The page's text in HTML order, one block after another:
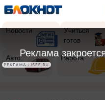
Новости
Учиться
готов
Авто Работа
Реклама
РЕКЛАМА • ISEE.RU